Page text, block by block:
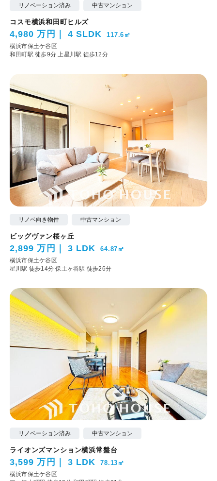
リノベーション済み 中古マンション
コスモ横浜和田町ヒルズ
4,980 万円 4 SLDK 117.6㎡
横浜市保土ケ谷区
和田町駅 徒歩9分上星川駅 徒歩12分
リノベ向き物件 中古マンション
ビッグヴァン桜ヶ丘
2,899 万円 3 LDK 64.87㎡
横浜市保土ケ谷区
星川駅 徒歩14分保土ヶ谷駅 徒歩26分
リノベーション済み 中古マンション
ライオンズマンション横浜常盤台
3,599 万円 3 LDK 78.13㎡
横浜市保土ケ谷区